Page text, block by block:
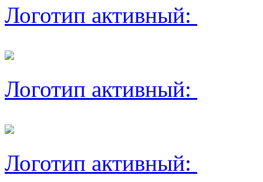
Логотип активный:
Логотип активный:
Логотип активный: